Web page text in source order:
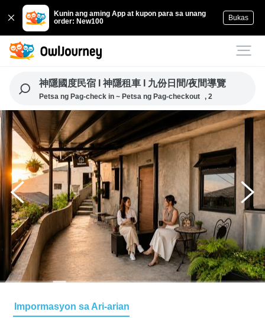
Kunin ang aming App at kupon para sa unang
order: New100
Bukas
神隱國度民宿 I 神隱租車 I 九份日間/夜間導覽
Petsa ng Pag-check in ~ Petsa ng Pag-checkout , 2
Impormasyon sa Ari-arian